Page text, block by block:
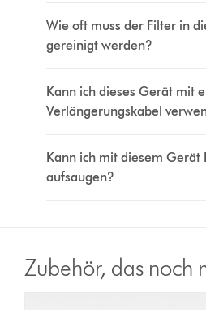
Wie oft muss der Filter in
gereinigt werden?
Kann ich dieses Gerät mit
Verlängerungskabel
Kann ich mit diesem Gerät
aufsaugen?
Zubehör, das noch